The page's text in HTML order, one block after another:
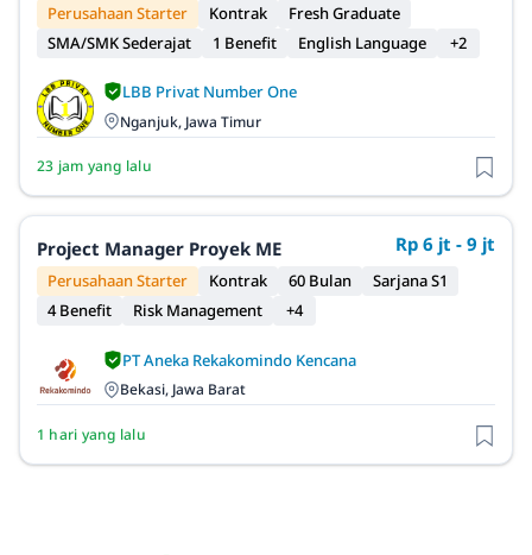
Perusahaan Starter Kontrak
Fresh Graduate
SMA/SMK Sederajat
1 Benefit English Language +2
LBB Privat Number One
Nganjuk, Jawa Timur
23 jam yang lalu
Project Manager Proyek ME Rp 6 jt - 9 jt
Perusahaan Starter Kontrak 60 Bulan
Sarjana S1
4 Benefit
Risk Management +4
PT Aneka Rekakomindo Kencana
Bekasi, Jawa Barat
1 hari yang lalu